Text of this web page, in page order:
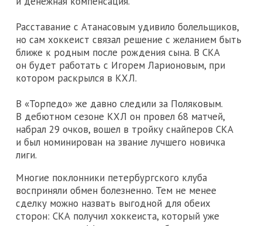
Расставание с Атанасовым удивило болельщиков,
но сам хоккеист связал решение с желанием быть
ближе к родным после рождения сына. В СКА
он будет работать с Игорем Ларионовым, при
котором раскрылся в КХЛ.
В «Торпедо» же давно следили за Поляковым.
В дебютном сезоне КХЛ он провел 68 матчей,
набрал 29 очков, вошел в тройку снайперов СКА
и был номинирован на звание лучшего новичка
лиги.
Многие поклонники петербургского клуба
восприняли обмен болезненно. Тем не менее
сделку можно назвать выгодной для обеих
сторон: СКА получил хоккеиста, который уже